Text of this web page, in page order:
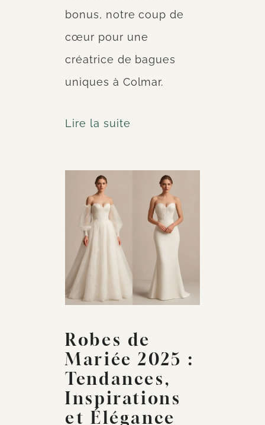
bonus, notre coup de
cœur pour une
créatrice de bagues
uniques à Colmar.
Lire la suite
Robes de
Mariée 2025 :
Tendances,
Inspirations
et Élégance